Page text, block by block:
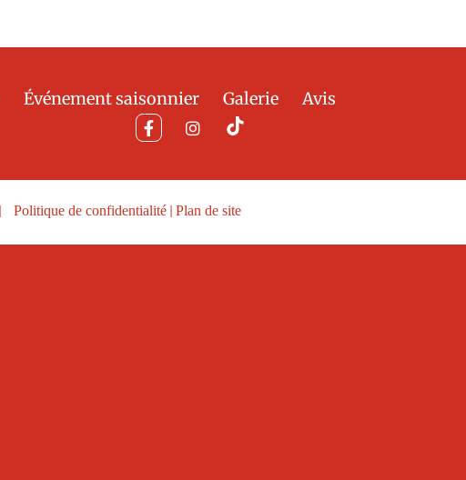
Événement saisonnier Galerie
Avis
| Politique de confidentialité| Plan de site